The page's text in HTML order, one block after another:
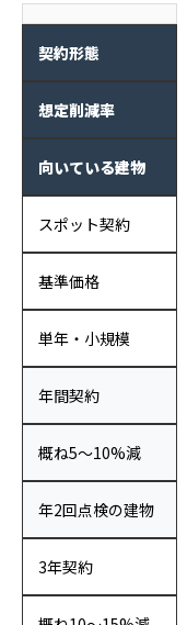
契約形態
想定削減率
向いている建物
スポット契約
基準価格
単年・小規模
年間契約
概ね5〜10%減
年2回点検の建物
3年契約